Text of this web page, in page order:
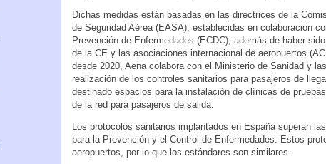
Dichas medidas están basadas en las directrices de la
de Seguridad Aérea (EASA), establecidas en colaboración
Prevención de Enfermedades (ECDC), además de haber
de la CE y las asociaciones internacional de aeropuertos
desde 2020, Aena colabora con el Ministerio de Sanidad y
realización de los controles sanitarios para pasajeros de
destinado espacios para la instalación de clínicas de
de la red para pasajeros de salida.
Los protocolos sanitarios implantados en España superan
para la Prevención y el Control de Enfermedades. Estos
aeropuertos, por lo que los estándares son similares.